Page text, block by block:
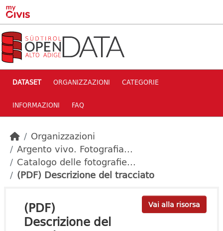
Skip to main content
DATASET ORGANIZZAZIONI CATEGORIE
INFORMAZIONI FAQ
Organizzazioni
Argento vivo. Fotografia...
Catalogo delle fotografie...
(PDF) Descrizione del tracciato
Vai alla risorsa
(PDF)
Descrizione del